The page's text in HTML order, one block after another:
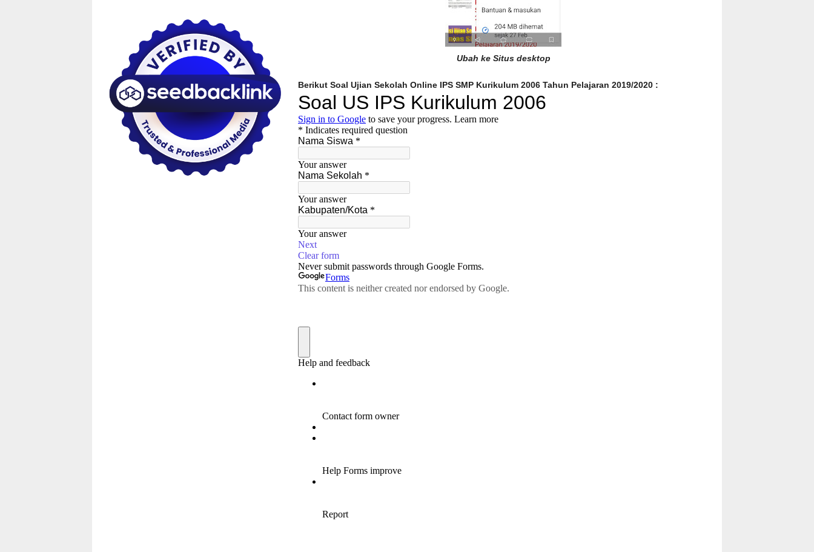
Ubah ke Situs desktop
Berikut Soal Ujian Sekolah Online IPS SMP Kurikulum 2006 Tahun Pelajaran 2019/2020 :